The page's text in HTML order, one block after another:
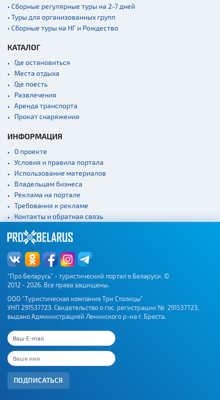
• Сборные регулярные туры на 2-7 дней
• Туры для организованных групп
• Сборные туры на НГ и Рождество
КАТАЛОГ
Где остановиться
Места отдыха
Где поесть
Развлечения
Аренда транспорта
Прокат снаряжения
ИНФОРМАЦИЯ
О проекте
Условия и правила портала
Использование материалов
Владельцам бизнеса
Реклама на портале
Требования к рекламе
Контакты и обратная связь
"Про Беларусь" - туристический портал о Беларуси. ©
2012 - 2026. Все права защищены.
ООО "Туристическая компания Три Столицы"
УНП 291537723. Свидетельство о гос. регистрации № 291537723,
выдано Администрацией Ленинского р-на г. Бреста.
ПОДПИСАТЬСЯ